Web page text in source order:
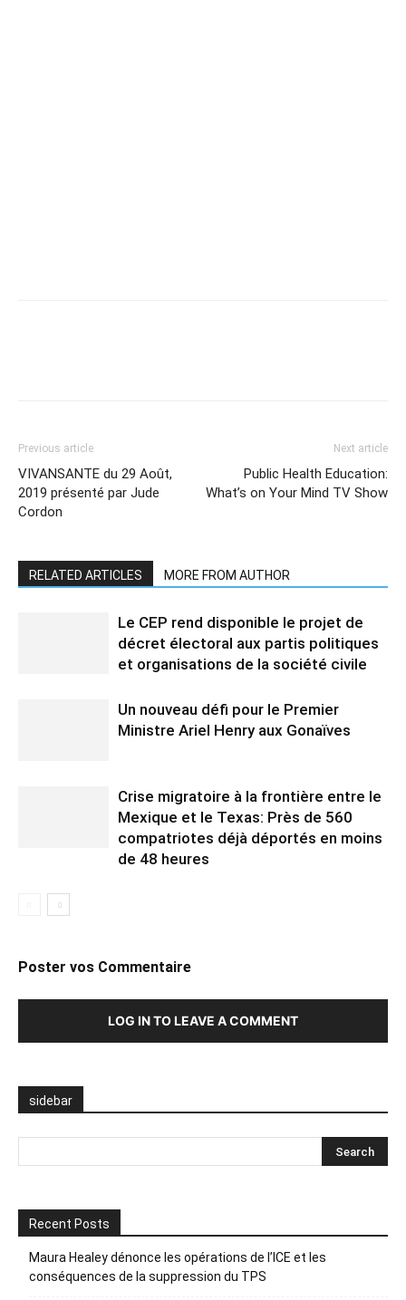
Previous article
VIVANSANTE du 29 Août,
2019 présenté par Jude
Cordon
Next article
Public Health Education:
What’s on Your Mind TV Show
RELATED ARTICLES MORE FROM AUTHOR
Le CEP rend disponible le projet de
décret électoral aux partis politiques
et organisations de la société civile
Un nouveau défi pour le Premier
Ministre Ariel Henry aux Gonaïves
Crise migratoire à la frontière entre le
Mexique et le Texas: Près de 560
compatriotes déjà déportés en moins
de 48 heures
Poster vos Commentaire
LOG IN TO LEAVE A COMMENT
sidebar
Recent Posts
Maura Healey dénonce les opérations de l’ICE et les
conséquences de la suppression du TPS